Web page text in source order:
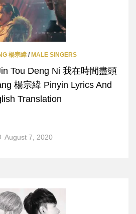
楊宗緯/ MALE SINGERS
Tou Deng Ni 我在時間盡頭
楊宗緯 Pinyin Lyrics And
Translation
August 7, 2020